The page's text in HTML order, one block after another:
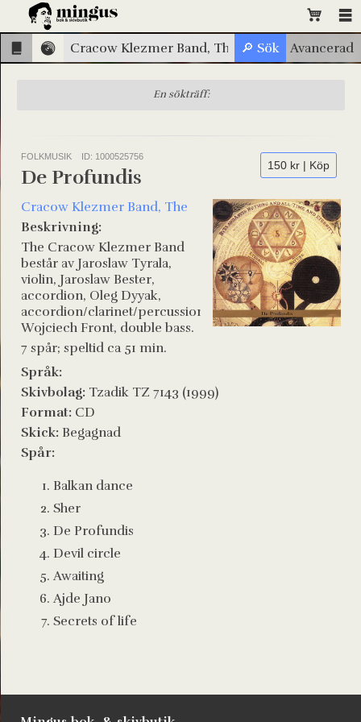
En sökträff:
FOLKMUSIK ID: 1000525756
150 kr | Köp
De Profundis
Cracow Klezmer Band, The
Beskrivning:
The Cracow Klezmer Band
består av Jaroslaw Tyrala,
violin, Jaroslaw Bester,
accordion, Oleg Dyyak,
accordion/clarinet/percussion,
Wojciech Front, double bass.
7 spår; speltid ca 51 min.
Språk:
Skivbolag: Tzadik TZ 7143 (1999)
Format: CD
Skick: Begagnad
Spår:
Balkan dance
Sher
De Profundis
Devil circle
Awaiting
Ajde Jano
Secrets of life